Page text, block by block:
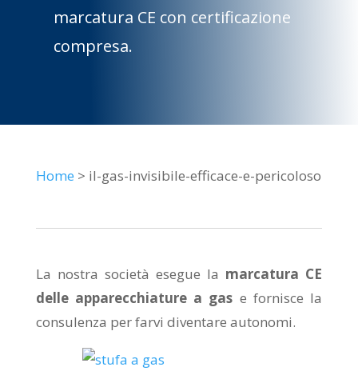
marcatura CE con certificazione
compresa.
Home > il-gas-invisibile-efficace-e-pericoloso
La nostra società esegue la marcatura CE
delle apparecchiature a gas e fornisce la
consulenza per farvi diventare autonomi.